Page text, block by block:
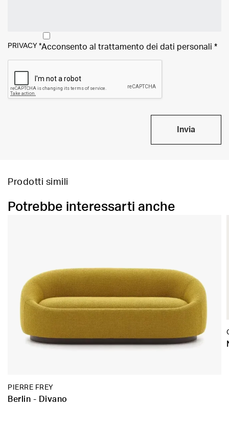
PRIVACY *Acconsento al trattamento dei dati personali *
Invia
Prodotti simili
Potrebbe interessarti anche
PIERRE FREY
Berlin - Divano